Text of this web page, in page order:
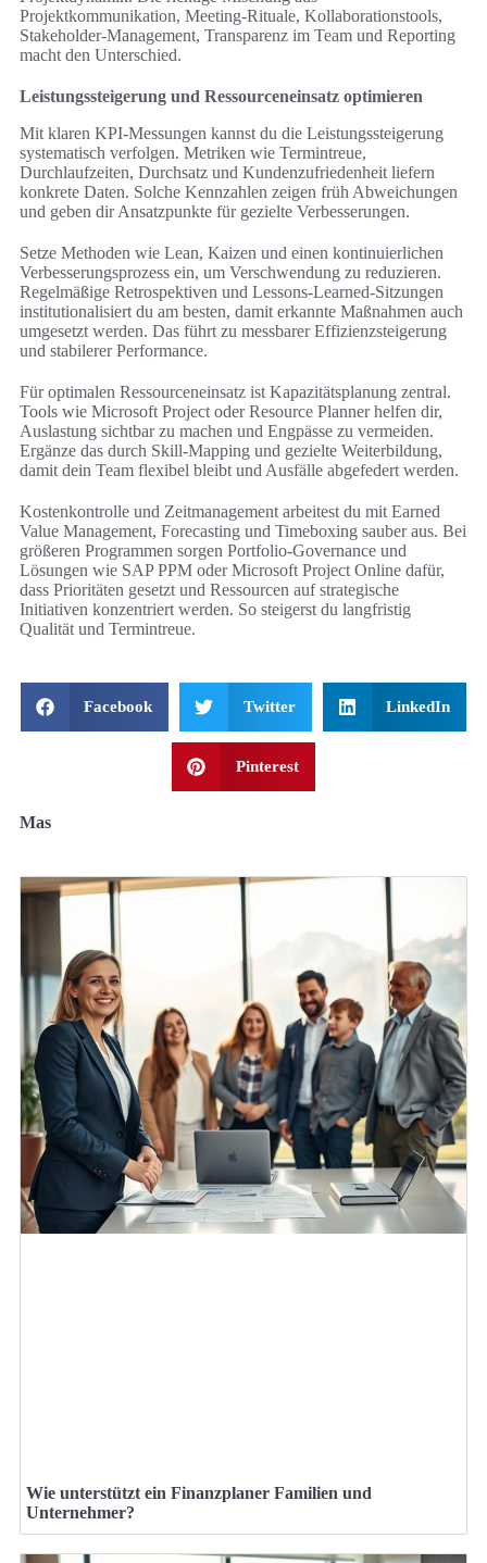
Projektkommunikation, Meeting-Rituale, Kollaborationstools,
Stakeholder-Management, Transparenz im Team und Reporting
macht den Unterschied.
Leistungssteigerung und Ressourceneinsatz optimieren
Mit klaren KPI-Messungen kannst du die Leistungssteigerung
systematisch verfolgen. Metriken wie Termintreue,
Durchlaufzeiten, Durchsatz und Kundenzufriedenheit liefern
konkrete Daten. Solche Kennzahlen zeigen früh Abweichungen
und geben dir Ansatzpunkte für gezielte Verbesserungen.
Setze Methoden wie Lean, Kaizen und einen kontinuierlichen
Verbesserungsprozess ein, um Verschwendung zu reduzieren.
Regelmäßige Retrospektiven und Lessons-Learned-Sitzungen
institutionalisiert du am besten, damit erkannte Maßnahmen auch
umgesetzt werden. Das führt zu messbarer Effizienzsteigerung
und stabilerer Performance.
Für optimalen Ressourceneinsatz ist Kapazitätsplanung zentral.
Tools wie Microsoft Project oder Resource Planner helfen dir,
Auslastung sichtbar zu machen und Engpässe zu vermeiden.
Ergänze das durch Skill-Mapping und gezielte Weiterbildung,
damit dein Team flexibel bleibt und Ausfälle abgefedert werden.
Kostenkontrolle und Zeitmanagement arbeitest du mit Earned
Value Management, Forecasting und Timeboxing sauber aus. Bei
größeren Programmen sorgen Portfolio-Governance und
Lösungen wie SAP PPM oder Microsoft Project Online dafür,
dass Prioritäten gesetzt und Ressourcen auf strategische
Initiativen konzentriert werden. So steigerst du langfristig
Qualität und Termintreue.
Facebook Twitter LinkedIn
Pinterest
Mas
Wie unterstützt ein Finanzplaner Familien und
Unternehmer?